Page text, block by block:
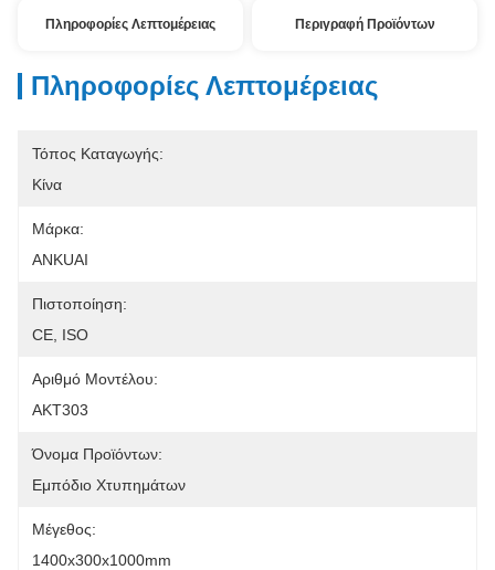
Πληροφορίες Λεπτομέρειας Περιγραφή Προϊόντων
Πληροφορίες Λεπτομέρειας
Τόπος Καταγωγής:
Κίνα
Μάρκα:
ANKUAI
Πιστοποίηση:
CE, ISO
Αριθμό Μοντέλου:
AKT303
Όνομα Προϊόντων:
Εμπόδιο Χτυπημάτων
Μέγεθος:
1400x300x1000mm